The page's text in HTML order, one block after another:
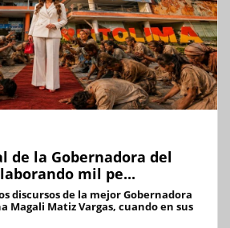
de la Gobernadora del
mil pe...
discursos de la mejor Gobernadora
Magali Matiz Vargas, cuando en sus